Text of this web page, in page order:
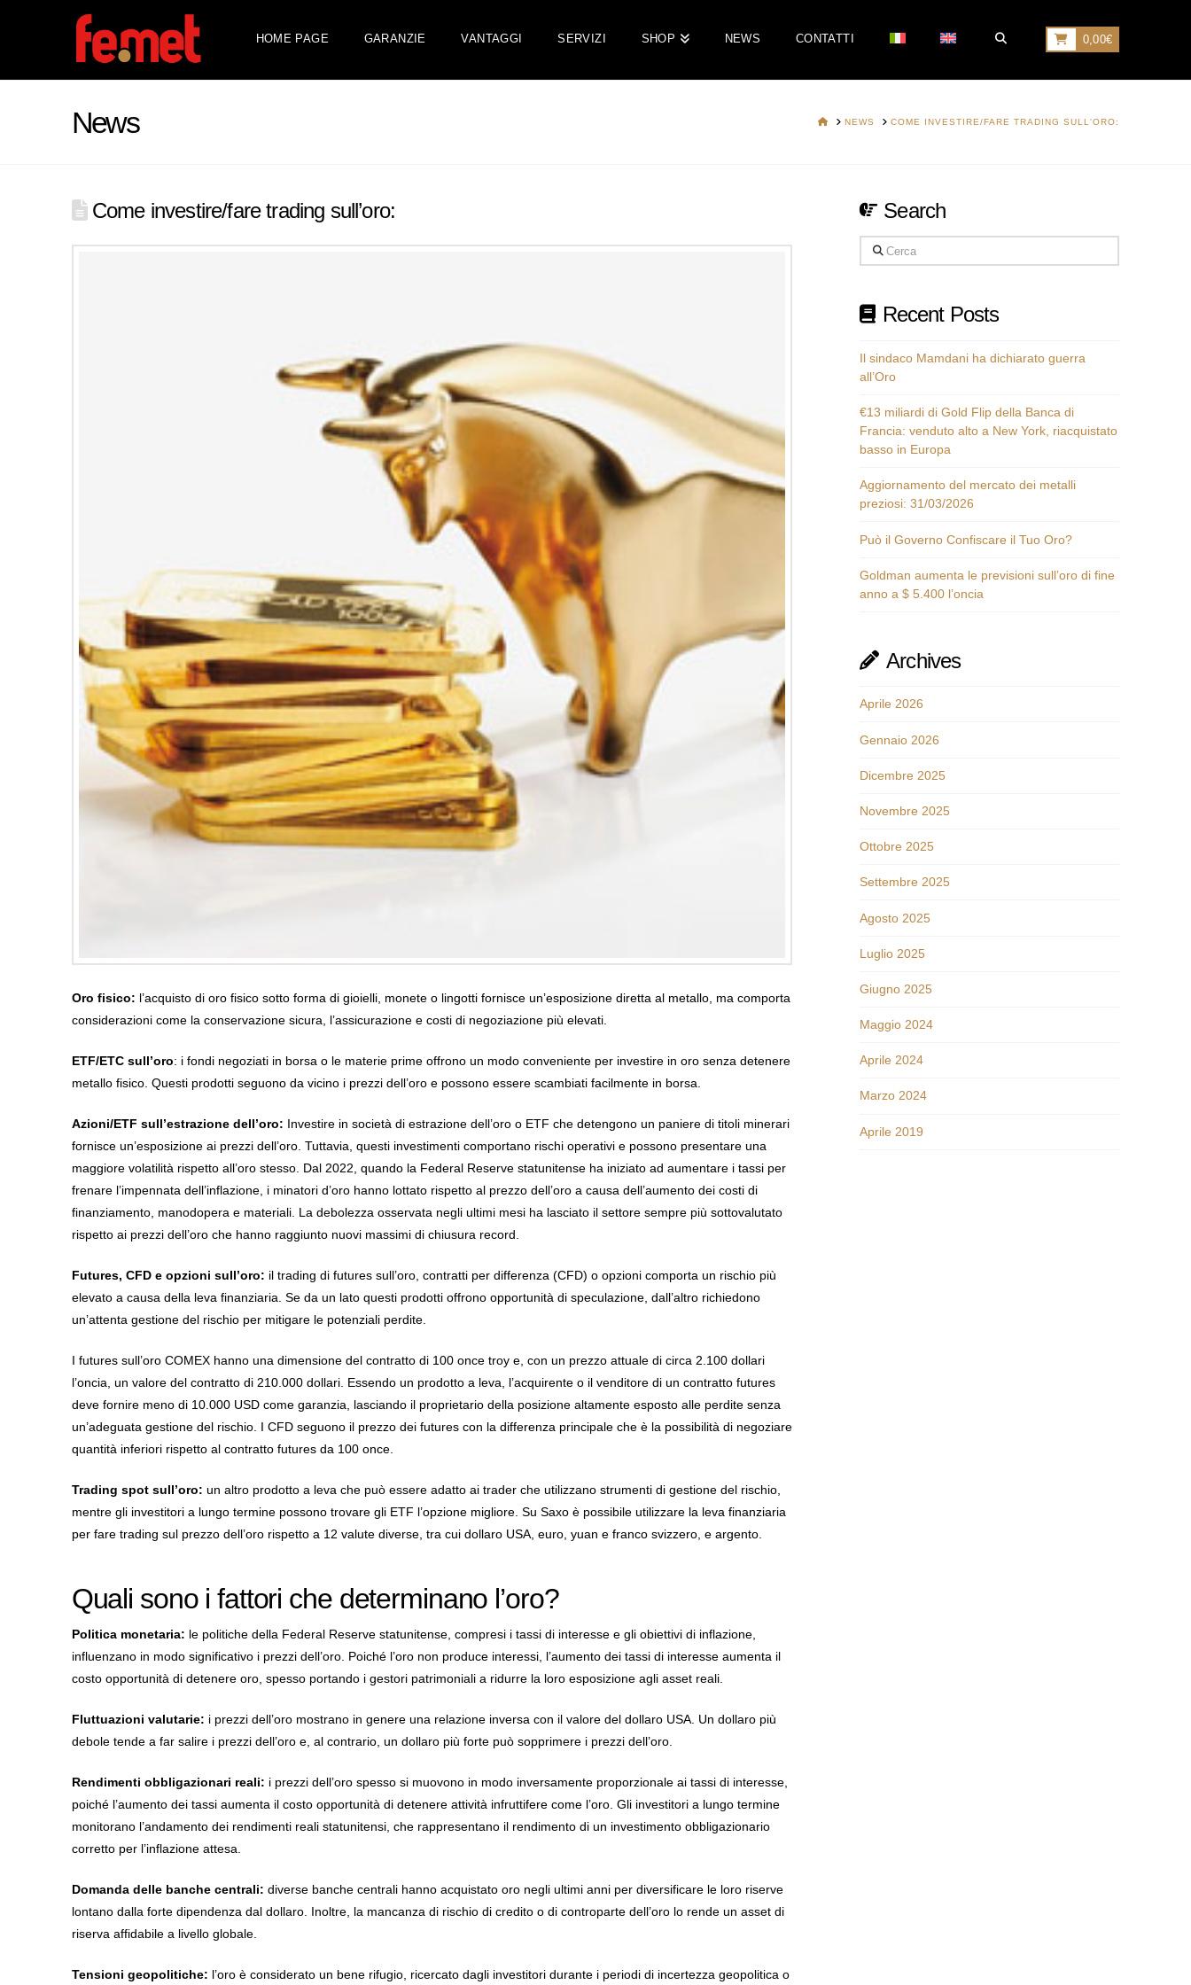
HOME PAGE GARANZIE VANTAGGI SERVIZI SHOP NEWS CONTATTI 0,00€
News HOMENEWS COME INVESTIRE/FARE TRADING SULL'ORO:
Come investire/fare trading sull’oro:
Oro fisico: l’acquisto di oro fisico sotto forma di gioielli, monete o lingotti fornisce un’esposizione diretta al metallo, ma comporta
considerazioni come la conservazione sicura, l’assicurazione e costi di negoziazione più elevati.
ETF/ETC sull’oro: i fondi negoziati in borsa o le materie prime offrono un modo conveniente per investire in oro senza detenere
metallo fisico. Questi prodotti seguono da vicino i prezzi dell’oro e possono essere scambiati facilmente in borsa.
Azioni/ETF sull’estrazione dell’oro: Investire in società di estrazione dell’oro o ETF che detengono un paniere di titoli minerari
fornisce un’esposizione ai prezzi dell’oro. Tuttavia, questi investimenti comportano rischi operativi e possono presentare una
maggiore volatilità rispetto all’oro stesso. Dal 2022, quando la Federal Reserve statunitense ha iniziato ad aumentare i tassi per
frenare l’impennata dell’inflazione, i minatori d’oro hanno lottato rispetto al prezzo dell’oro a causa dell’aumento dei costi di
finanziamento, manodopera e materiali. La debolezza osservata negli ultimi mesi ha lasciato il settore sempre più sottovalutato
rispetto ai prezzi dell’oro che hanno raggiunto nuovi massimi di chiusura record.
Futures, CFD e opzioni sull’oro: il trading di futures sull’oro, contratti per differenza (CFD) o opzioni comporta un rischio più
elevato a causa della leva finanziaria. Se da un lato questi prodotti offrono opportunità di speculazione, dall’altro richiedono
un’attenta gestione del rischio per mitigare le potenziali perdite.
I futures sull’oro COMEX hanno una dimensione del contratto di 100 once troy e, con un prezzo attuale di circa 2.100 dollari
l’oncia, un valore del contratto di 210.000 dollari. Essendo un prodotto a leva, l’acquirente o il venditore di un contratto futures
deve fornire meno di 10.000 USD come garanzia, lasciando il proprietario della posizione altamente esposto alle perdite senza
un’adeguata gestione del rischio. I CFD seguono il prezzo dei futures con la differenza principale che è la possibilità di negoziare
quantità inferiori rispetto al contratto futures da 100 once.
Trading spot sull’oro: un altro prodotto a leva che può essere adatto ai trader che utilizzano strumenti di gestione del rischio,
mentre gli investitori a lungo termine possono trovare gli ETF l’opzione migliore. Su Saxo è possibile utilizzare la leva finanziaria
per fare trading sul prezzo dell’oro rispetto a 12 valute diverse, tra cui dollaro USA, euro, yuan e franco svizzero, e argento.
Quali sono i fattori che determinano l’oro?
Politica monetaria: le politiche della Federal Reserve statunitense, compresi i tassi di interesse e gli obiettivi di inflazione,
influenzano in modo significativo i prezzi dell’oro. Poiché l’oro non produce interessi, l’aumento dei tassi di interesse aumenta il
costo opportunità di detenere oro, spesso portando i gestori patrimoniali a ridurre la loro esposizione agli asset reali.
Fluttuazioni valutarie: i prezzi dell’oro mostrano in genere una relazione inversa con il valore del dollaro USA. Un dollaro più
debole tende a far salire i prezzi dell’oro e, al contrario, un dollaro più forte può sopprimere i prezzi dell’oro.
Rendimenti obbligazionari reali: i prezzi dell’oro spesso si muovono in modo inversamente proporzionale ai tassi di interesse,
poiché l’aumento dei tassi aumenta il costo opportunità di detenere attività infruttifere come l’oro. Gli investitori a lungo termine
monitorano l’andamento dei rendimenti reali statunitensi, che rappresentano il rendimento di un investimento obbligazionario
corretto per l’inflazione attesa.
Domanda delle banche centrali: diverse banche centrali hanno acquistato oro negli ultimi anni per diversificare le loro riserve
lontano dalla forte dipendenza dal dollaro. Inoltre, la mancanza di rischio di credito o di controparte dell’oro lo rende un asset di
riserva affidabile a livello globale.
Tensioni geopolitiche: l’oro è considerato un bene rifugio, ricercato dagli investitori durante i periodi di incertezza geopolitica o
Search
Cerca
Recent Posts
Il sindaco Mamdani ha dichiarato guerra
all’Oro
€13 miliardi di Gold Flip della Banca di
Francia: venduto alto a New York, riacquistato
basso in Europa
Aggiornamento del mercato dei metalli
preziosi: 31/03/2026
Può il Governo Confiscare il Tuo Oro?
Goldman aumenta le previsioni sull’oro di fine
anno a $ 5.400 l’oncia
Archives
Aprile 2026
Gennaio 2026
Dicembre 2025
Novembre 2025
Ottobre 2025
Settembre 2025
Agosto 2025
Luglio 2025
Giugno 2025
Maggio 2024
Aprile 2024
Marzo 2024
Aprile 2019